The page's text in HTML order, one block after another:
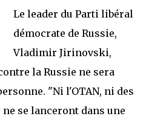
Le leader du Parti libéral
démocrate de Russie,
Vladimir Jirinovski,
la Russie ne sera
"Ni l'OTAN, ni des
se lanceront dans une